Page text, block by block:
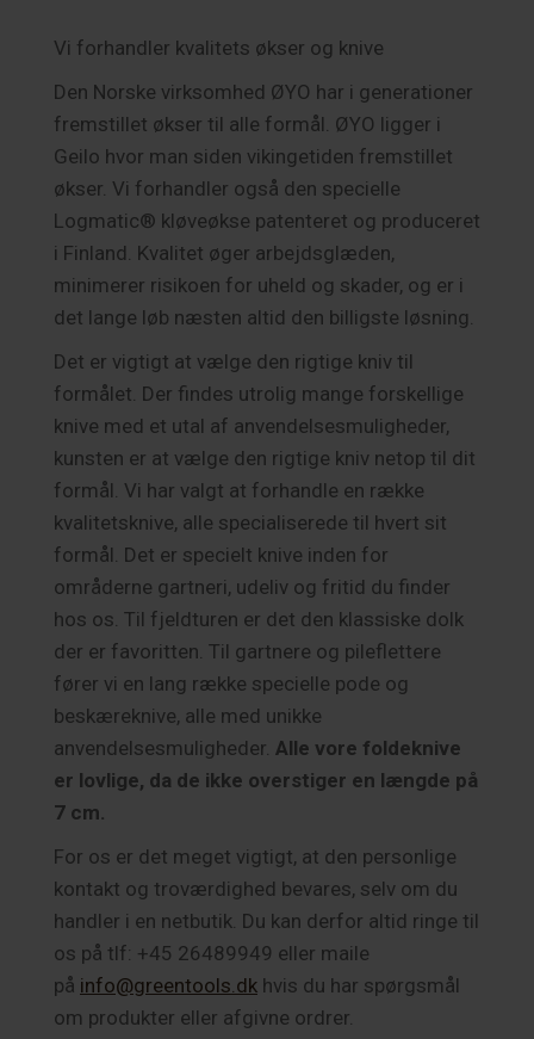
Vi forhandler kvalitets økser og knive
Den Norske virksomhed ØYO har i generationer
fremstillet økser til alle formål. ØYO ligger i
Geilo hvor man siden vikingetiden fremstillet
økser. Vi forhandler også den specielle
Logmatic® kløveøkse patenteret og produceret
i Finland. Kvalitet øger arbejdsglæden,
minimerer risikoen for uheld og skader, og er i
det lange løb næsten altid den billigste løsning.
Det er vigtigt at vælge den rigtige kniv til
formålet. Der findes utrolig mange forskellige
knive med et utal af anvendelsesmuligheder,
kunsten er at vælge den rigtige kniv netop til dit
formål. Vi har valgt at forhandle en række
kvalitetsknive, alle specialiserede til hvert sit
formål. Det er specielt knive inden for
områderne gartneri, udeliv og fritid du finder
hos os. Til fjeldturen er det den klassiske dolk
der er favoritten. Til gartnere og pileflettere
fører vi en lang række specielle pode og
beskæreknive, alle med unikke
anvendelsesmuligheder. Alle vore foldeknive
er lovlige, da de ikke overstiger en længde på
7 cm.
For os er det meget vigtigt, at den personlige
kontakt og troværdighed bevares, selv om du
handler i en netbutik. Du kan derfor altid ringe til
os på tlf: +45 26489949 eller maile
på info@greentools.dk hvis du har spørgsmål
om produkter eller afgivne ordrer.